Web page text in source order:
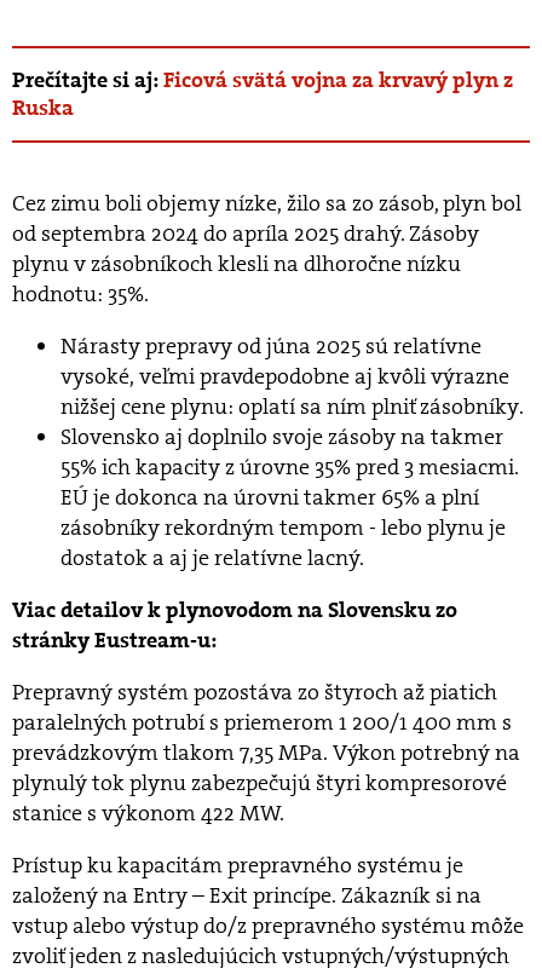
Prečítajte si aj:Ficová svätá vojna za krvavý plyn z
Ruska
Cez zimu boli objemy nízke, žilo sa zo zásob, plyn bol
od septembra 2024 do apríla 2025 drahý. Zásoby
plynu v zásobníkoch klesli na dlhoročne nízku
hodnotu: 35%.
Nárasty prepravy od júna 2025 sú relatívne
vysoké, veľmi pravdepodobne aj kvôli výrazne
nižšej cene plynu: oplatí sa ním plniť zásobníky.
Slovensko aj doplnilo svoje zásoby na takmer
55% ich kapacity z úrovne 35% pred 3 mesiacmi.
EÚ je dokonca na úrovni takmer 65% a plní
zásobníky rekordným tempom - lebo plynu je
dostatok a aj je relatívne lacný.
Viac detailov k plynovodom na Slovensku zo
stránky Eustream-u:
Prepravný systém pozostáva zo štyroch až piatich
paralelných potrubí s priemerom 1 200/1 400 mm s
prevádzkovým tlakom 7,35 MPa. Výkon potrebný na
plynulý tok plynu zabezpečujú štyri kompresorové
stanice s výkonom 422 MW.
Prístup ku kapacitám prepravného systému je
založený na Entry – Exit princípe. Zákazník si na
vstup alebo výstup do/z prepravného systému môže
zvoliť jeden z nasledujúcich vstupných/výstupných